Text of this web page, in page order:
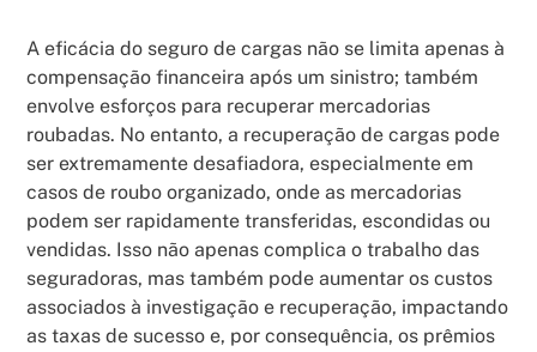
A eficácia do seguro de cargas não se limita apenas à
compensação financeira após um sinistro; também
envolve esforços para recuperar mercadorias
roubadas. No entanto, a recuperação de cargas pode
ser extremamente desafiadora, especialmente em
casos de roubo organizado, onde as mercadorias
podem ser rapidamente transferidas, escondidas ou
vendidas. Isso não apenas complica o trabalho das
seguradoras, mas também pode aumentar os custos
associados à investigação e recuperação, impactando
as taxas de sucesso e, por consequência, os prêmios